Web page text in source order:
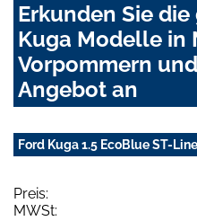
Erkunden Sie
Kuga Modelle in
Vorpommern
Angebot an
Ford Kuga 1.5 EcoBlue ST-
Preis:
MWSt: